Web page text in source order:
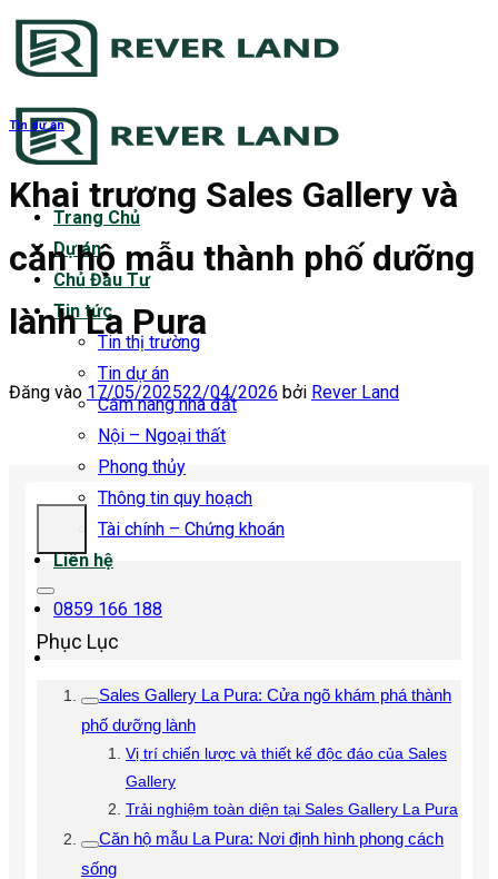
Bỏ
qua
dung
Trang Chủ
Dự án
Chủ Đầu Tư
Tin tức
Tin thị trường
Tin dự án
Cẩm nang nhà đất
Nội – Ngoại thất
Phong thủy
Thông tin quy hoạch
Tài chính – Chứng khoán
Liên hệ
0859 166 188
Tin dự án
Khai trương Sales Gallery và
căn hộ mẫu thành phố dưỡng
lành La Pura
Đăng vào 17/05/202522/04/2026 bởi Rever Land
Phục Lục
Sales Gallery La Pura: Cửa ngõ khám phá thành
phố dưỡng lành
Vị trí chiến lược và thiết kế độc đáo của Sales
Gallery
Trải nghiệm toàn diện tại Sales Gallery La Pura
Căn hộ mẫu La Pura: Nơi định hình phong cách
sống